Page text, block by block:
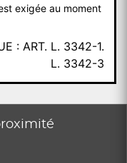
exigée au moment
: ART. L. 3342-1.
L. 3342-3